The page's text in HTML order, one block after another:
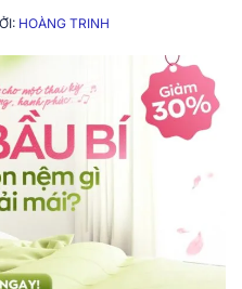
HOÀNG TRINH